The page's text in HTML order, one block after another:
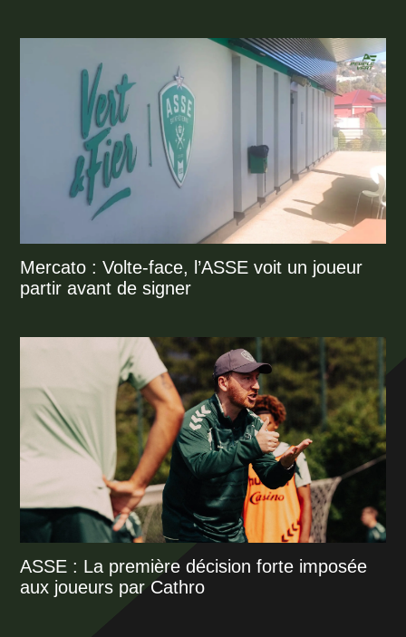
Mercato : Volte-face, l’ASSE voit un joueur
partir avant de signer
ASSE : La première décision forte imposée
aux joueurs par Cathro